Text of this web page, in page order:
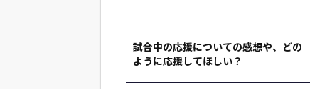
試合中の応援についての感想や、どの
ように応援してほしい？